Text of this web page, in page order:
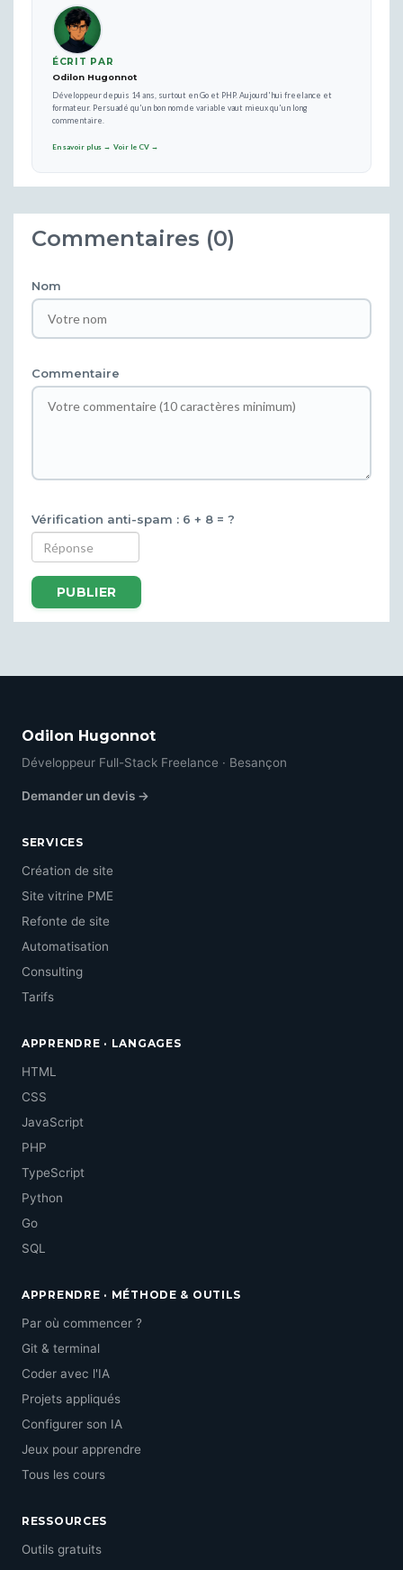
ÉCRIT PAR
Odilon Hugonnot
Développeur depuis 14 ans, surtout en Go et PHP. Aujourd'hui freelance et
formateur. Persuadé qu'un bon nom de variable vaut mieux qu'un long
commentaire.
En savoir plus → Voir le CV →
Commentaires (0)
Nom
Commentaire
Vérification anti-spam : 6 + 8 = ?
PUBLIER
Odilon Hugonnot
Développeur Full-Stack Freelance · Besançon
Demander un devis →
SERVICES
Création de site
Site vitrine PME
Refonte de site
Automatisation
Consulting
Tarifs
APPRENDRE · LANGAGES
HTML
CSS
JavaScript
PHP
TypeScript
Python
Go
SQL
APPRENDRE · MÉTHODE & OUTILS
Par où commencer ?
Git & terminal
Coder avec l'IA
Projets appliqués
Configurer son IA
Jeux pour apprendre
Tous les cours
RESSOURCES
Outils gratuits